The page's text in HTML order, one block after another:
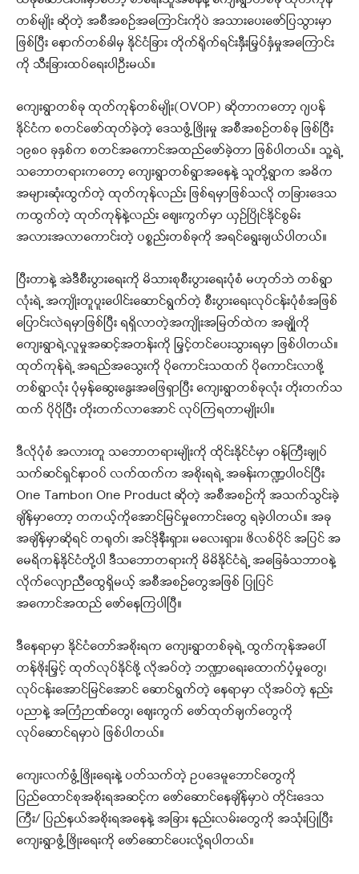
တစ်မျိုး ဆိုတဲ့ အစီအစဉ်အကြောင်းကိုပဲ အသားပေးဖော်ပြသွားမှာ
ဖြစ်ပြီး နောက်တစ်ခါမှ နိုင်ငံခြား တိုက်ရိုက်ရင်းနှီးမြှပ်နှံမှုအကြောင်း
ကို သီးခြားထပ်ရေးပါဦးမယ်။
ကျေးရွာတစ်ခု ထုတ်ကုန်တစ်မျိုး(OVOP) ဆိုတာကတော့ ဂျပန်
နိုင်ငံက စတင်ဖော်ထုတ်ခဲ့တဲ့ ဒေသဖွံ့ဖြိုးမှု အစီအစဉ်တစ်ခု ဖြစ်ပြီး
၁၉၈ဝ ခုနှစ်က စတင်အကောင်အထည်ဖော်ခဲ့တာ ဖြစ်ပါတယ်။ သူ့ရဲ့
သဘောတရားကတော့ ကျေးရွာတစ်ရွာအနေနဲ့ သူတို့ရွာက အဓိက
အများဆုံးထွက်တဲ့ ထုတ်ကုန်လည်း ဖြစ်ရမှာဖြစ်သလို တခြားဒေသ
ကထွက်တဲ့ ထုတ်ကုန်နဲ့လည်း ဈေးကွက်မှာ ယှဉ်ပြိုင်နိုင်စွမ်း
အလားအလာကောင်းတဲ့ ပစ္စည်းတစ်ခုကို အရင်ရွေးချယ်ပါတယ်။
ပြီးတာနဲ့ အဲဒီစီးပွားရေးကို မိသားစုစီးပွားရေးပုံစံ မဟုတ်ဘဲ တစ်ရွာ
လုံးရဲ့ အကျိုးတူပူးပေါင်းဆောင်ရွက်တဲ့ စီးပွားရေးလုပ်ငန်းပုံစံအဖြစ်
ပြောင်းလဲရမှာဖြစ်ပြီး ရရှိလာတဲ့အကျိုးအမြတ်ထဲက အချိုု့ကို
ကျေးရွာရဲ့လူမှုအဆင့်အတန်းကို မြှင့်တင်ပေးသွားရမှာ ဖြစ်ပါတယ်။
ထုတ်ကုန်ရဲ့ အရည်အသွေးကို ပိုကောင်းသထက် ပိုကောင်းလာဖို့
တစ်ရွာလုံး ပုံမှန်ဆွေးနွေးအဖြေရှာပြီး ကျေးရွာတစ်ခုလုံး တိုးတက်သ
ထက် ပိုပိုပြီး တိုးတက်လာအောင် လုပ်ကြရတာမျိုးပါ။
ဒီလိုပုံစံ အလားတူ သဘောတရားမျိုးကို ထိုင်းနိုင်ငံမှာ ဝန်ကြီးချုပ်
သက်ဆင်ရှင်နာဝပ် လက်ထက်က အစိုးရရဲ့ အခန်းကဏ္ဍပါဝင်ပြီး
One Tambon One Product ဆိုတဲ့ အစီအစဉ်ကို အသက်သွင်းခဲ့
ချိန်မှာတော့ တကယ့်ကိုအောင်မြင်မှုကောင်းတွေ ရခဲ့ပါတယ်။ အခု
အချိန်မှာဆိုရင် တရုတ်၊ အင်ဒိုနီးရှား၊ မလေးရှား၊ ဖိလစ်ပိုင် အပြင် အ
မေရိကန်နိုင်ငံတို့ပါ ဒီသဘောတရားကို မိမိနိုင်ငံရဲ့ အခြေခံသဘာဝနဲ့
လိုက်လျောညီထွေရှိမယ့် အစီအစဉ်တွေအဖြစ် ပြုပြင်
အကောင်အထည် ဖော်နေကြပါပြီ။
ဒီနေရာမှာ နိုင်ငံတော်အစိုးရက ကျေးရွာတစ်ခုရဲ့ ထွက်ကုန်အပေါ်
တန်ဖိုးမြှင့် ထုတ်လုပ်နိုင်ဖို့ လိုအပ်တဲ့ ဘဏ္ဍာရေးထောက်ပံ့မှုတွေ၊
လုပ်ငန်းအောင်မြင်အောင် ဆောင်ရွက်တဲ့ နေရာမှာ လိုအပ်တဲ့ နည်း
ပညာနဲ့ အကြံဉာဏ်တွေ၊ ဈေးကွက် ဖော်ထုတ်ချက်တွေကို
လုပ်ဆောင်ရမှာပဲ ဖြစ်ပါတယ်။
ကျေးလက်ဖွံ့ဖြိုးရေးနဲ့ ပတ်သက်တဲ့ ဥပဒေမူဘောင်တွေကို
ပြည်ထောင်စုအစိုးရအဆင့်က ဖော်ဆောင်နေချိန်မှာပဲ တိုင်းဒေသ
ကြီး/ ပြည်နယ်အစိုးရအနေနဲ့ အခြား နည်းလမ်းတွေကို အသုံးပြုပြီး
ကျေးရွာဖွံ့ဖြိုးရေးကို ဖော်ဆောင်ပေးလို့ရပါတယ်။